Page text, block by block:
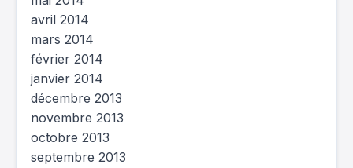
avril 2014
mars 2014
février 2014
janvier 2014
décembre 2013
novembre 2013
octobre 2013
septembre 2013